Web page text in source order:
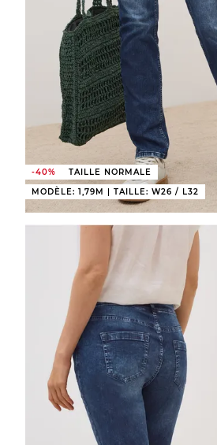
-40%
TAILLE NORMALE
MODÈLE: 1,79M | TAILLE: W26 / L32